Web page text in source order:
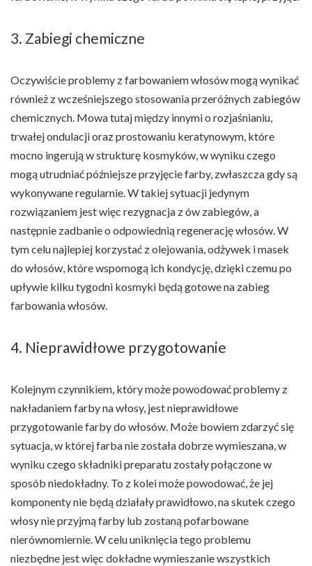
3. Zabiegi chemiczne
Oczywiście problemy z farbowaniem włosów mogą wynikać
również z wcześniejszego stosowania przeróżnych zabiegów
chemicznych. Mowa tutaj między innymi o rozjaśnianiu,
trwałej ondulacji oraz prostowaniu keratynowym, które
mocno ingerują w strukturę kosmyków, w wyniku czego
mogą utrudniać późniejsze przyjęcie farby, zwłaszcza gdy są
wykonywane regularnie. W takiej sytuacji jedynym
rozwiązaniem jest więc rezygnacja z ów zabiegów, a
następnie zadbanie o odpowiednią regenerację włosów. W
tym celu najlepiej korzystać z olejowania, odżywek i masek
do włosów, które wspomogą ich kondycję, dzięki czemu po
upływie kilku tygodni kosmyki będą gotowe na zabieg
farbowania włosów.
4. Nieprawidłowe przygotowanie
Kolejnym czynnikiem, który może powodować problemy z
nakładaniem farby na włosy, jest nieprawidłowe
przygotowanie farby do włosów. Może bowiem zdarzyć się
sytuacja, w której farba nie została dobrze wymieszana, w
wyniku czego składniki preparatu zostały połączone w
sposób niedokładny. To z kolei może powodować, że jej
komponenty nie będą działały prawidłowo, na skutek czego
włosy nie przyjmą farby lub zostaną pofarbowane
nierównomiernie. W celu uniknięcia tego problemu
niezbędne jest więc dokładne wymieszanie wszystkich